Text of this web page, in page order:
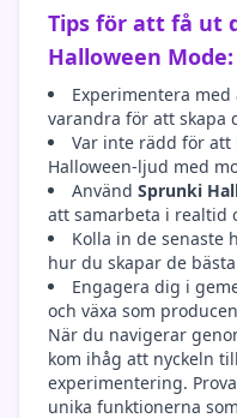
Tips för att få ut
Halloween Mode:
Experimentera
varandra för att skapa
Var inte rädd för
Halloween-ljud med
Använd Sprunki
att samarbeta i realtid
Kolla in de senaste
hur du skapar de
Engagera dig i
och växa som
När du navigerar
kom ihåg att nyckeln
experimentering.
unika funktionerna